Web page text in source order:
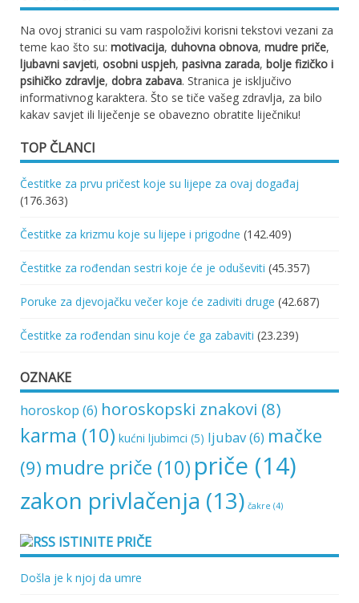
Na ovoj stranici su vam raspoloživi korisni tekstovi vezani za
teme kao što su: motivacija, duhovna obnova, mudre priče,
ljubavni savjeti, osobni uspjeh, pasivna zarada, bolje fizičko i
psihičko zdravlje, dobra zabava. Stranica je isključivo
informativnog karaktera. Što se tiče vašeg zdravlja, za bilo
kakav savjet ili liječenje se obavezno obratite liječniku!
TOP ČLANCI
Čestitke za prvu pričest koje su lijepe za ovaj događaj
(176.363)
Čestitke za krizmu koje su lijepe i prigodne (142.409)
Čestitke za rođendan sestri koje će je oduševiti (45.357)
Poruke za djevojačku večer koje će zadiviti druge (42.687)
Čestitke za rođendan sinu koje će ga zabaviti (23.239)
OZNAKE
horoskop (6) horoskopski znakovi (8)
karma (10) kućni ljubimci (5) ljubav(6) mačke
(9) mudre priče (10) priče (14)
zakon privlačenja (13) čakre (4)
ISTINITE PRIČE
Došla je k njoj da umre